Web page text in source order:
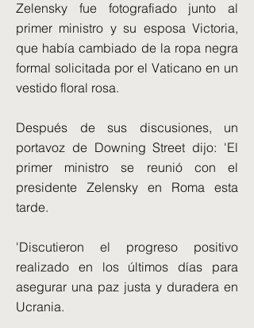
Zelensky fue fotografiado junto al
primer ministro y su esposa Victoria,
que había cambiado de la ropa negra
formal solicitada por el Vaticano en un
vestido floral rosa.
Después de sus discusiones, un
portavoz de Downing Street dijo: 'El
primer ministro se reunió con el
presidente Zelensky en Roma esta
tarde.
'Discutieron el progreso positivo
realizado en los últimos días para
asegurar una paz justa y duradera en
Ucrania.